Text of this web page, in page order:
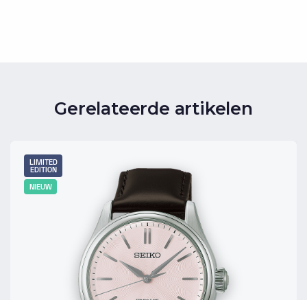
Gerelateerde artikelen
LIMITED
EDITION
NIEUW